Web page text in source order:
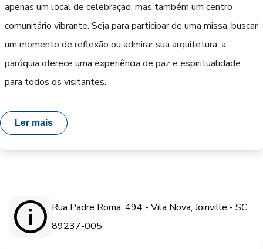
apenas um local de celebração, mas também um centro
comunitário vibrante. Seja para participar de uma missa, buscar
um momento de reflexão ou admirar sua arquitetura, a
paróquia oferece uma experiência de paz e espiritualidade
para todos os visitantes.
Ler mais
Rua Padre Roma, 494 - Vila Nova, Joinville - SC,
89237-005